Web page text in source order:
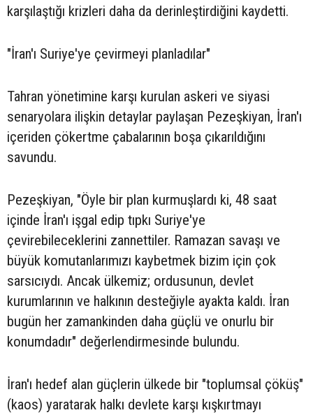
karşılaştığı krizleri daha da derinleştirdiğini kaydetti.
"İran'ı Suriye'ye çevirmeyi planladılar"
Tahran yönetimine karşı kurulan askeri ve siyasi
senaryolara ilişkin detaylar paylaşan Pezeşkiyan, İran'ı
içeriden çökertme çabalarının boşa çıkarıldığını
savundu.
Pezeşkiyan, "Öyle bir plan kurmuşlardı ki, 48 saat
içinde İran'ı işgal edip tıpkı Suriye'ye
çevirebileceklerini zannettiler. Ramazan savaşı ve
büyük komutanlarımızı kaybetmek bizim için çok
sarsıcıydı. Ancak ülkemiz; ordusunun, devlet
kurumlarının ve halkının desteğiyle ayakta kaldı. İran
bugün her zamankinden daha güçlü ve onurlu bir
konumdadır" değerlendirmesinde bulundu.
İran'ı hedef alan güçlerin ülkede bir "toplumsal çöküş"
(kaos) yaratarak halkı devlete karşı kışkırtmayı